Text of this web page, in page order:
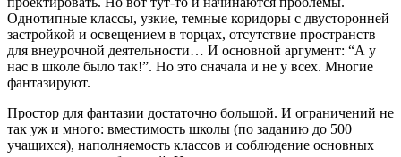
Однотипные классы, узкие, темные коридоры с двусторонней
застройкой и освещением в торцах, отсутствие пространств
для внеурочной деятельности… И основной аргумент: “А у
нас в школе было так!”. Но это сначала и не у всех. Многие
фантазируют.
Простор для фантазии достаточно большой. И ограничений не
так уж и много: вместимость школы (по заданию до 500
учащихся), наполняемость классов и соблюдение основных